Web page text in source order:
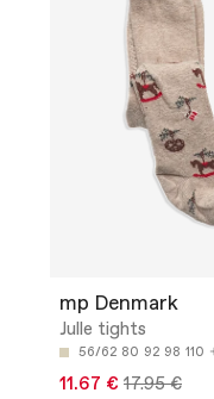
mp Denmark
Julle tights
56/62 80 92 98 110
11.67 € 17.95 €